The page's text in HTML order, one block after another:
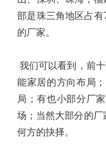
部是珠三角地区占
的厂家。
我们可以看到，前
能家居的方向布局
局；有也小部分厂
场；当然大部分的
何方的抉择。